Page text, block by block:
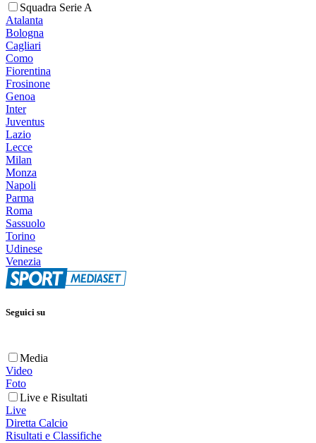
Squadra Serie A
Atalanta
Bologna
Cagliari
Como
Fiorentina
Frosinone
Genoa
Inter
Juventus
Lazio
Lecce
Milan
Monza
Napoli
Parma
Roma
Sassuolo
Torino
Udinese
Venezia
Seguici su
Media
Video
Foto
Live e Risultati
Live
Diretta Calcio
Risultati e Classifiche